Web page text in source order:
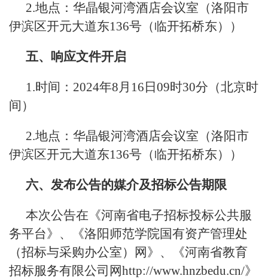
2.地点：华晶银河湾酒店会议室（洛阳市
伊滨区开元大道东136号（临开拓桥东））
五、响应文件开启
1.时间：2024年8月16日09时30分（北京时
间）
2.地点：华晶银河湾酒店会议室（洛阳市
伊滨区开元大道东136号（临开拓桥东））
六、发布公告的媒介及招标公告期限
本次公告在《河南省电子招标投标公共服
务平台》、《洛阳师范学院国有资产管理处
（招标与采购办公室）网》、《河南省教育
招标服务有限公司网http://www.hnzbedu.cn/》